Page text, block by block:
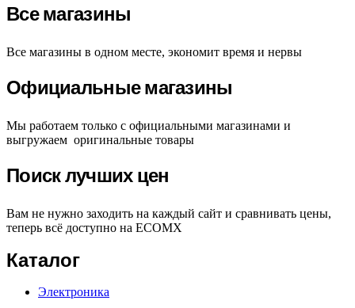
Все магазины
Все магазины в одном месте, экономит время и нервы
Официальные магазины
Мы работаем только с официальными магазинами и
выгружаем оригинальные товары
Поиск лучших цен
Вам не нужно заходить на каждый сайт и сравнивать цены,
теперь всё доступно на ECOMX
Каталог
Электроника